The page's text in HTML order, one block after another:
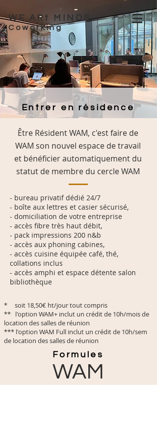
WE ARt MINDS
Coworking
Entrer en résidence
Être Résident WAM, c'est faire de
WAM son nouvel espace de travail
et bénéficier automatiquement du
statut de membre du cercle WAM
- bureau privatif dédié 24/7
- boîte aux lettres et casier sécurisé,
- domiciliation de votre entreprise
- accès fibre très haut débit,
- pack impressions 200 n&b
- accès aux phoning cabines,
- accès cuisine équipée café, thé,
collations inclus
- accès amphi et espace détente salon
bibliothèque
* soit 18,50€ ht/jour tout compris
** l'option WAM+ inclut un crédit de 10h/mois de
location des salles de réunion
*** l'option WAM Full inclut un crédit de 10h/sem
de location des salles de réunion
Formules
WAM